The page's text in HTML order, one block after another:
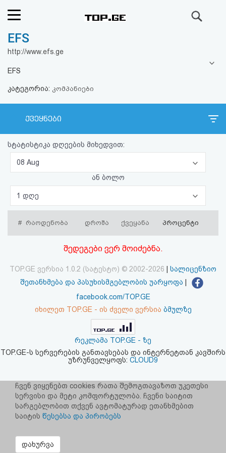
რეიტინგი
ფოსტა
კითხვა-
პასუხი
ავტორიზაცია
რეგისტრაცია
აღდგენა
კოდი
სალიცენზიო
პასუხისმგებლობის
უარყოფა
EFS
http://www.efs.ge
EFS
კატეგორია: კომპანიები
ქვეყნები
სტატისტიკა დღეების მიხედვით:
08 Aug
ან ბოლო
1 დღე
# რაოდენობა დროშა ქვეყანა პროცენტი
შედეგები ვერ მოიძებნა.
TOP.GE ვერსია 1.0.2 (სატესტო) © 2002-2026
სალიცენზიო
შეთანხმება და პასუხისმგებლობის უარყოფა
facebook.com/TOP.GE
იხილეთ TOP.GE - ის ძველი ვერსია ბმულზე
რეკლამა TOP.GE - ზე
TOP.GE-ს სერვერების განთავსებას და ინტერნეტთან კავშირს
უზრუნველყოფს: CLOUD9
ჩვენ ვიყენებთ cookies რათა შემოგთავაზოთ უკეთესი
სერვისი და მეტი კომფორტულობა. ჩვენი საიტით
სარგებლობით თქვენ ავტომატურად ეთანხმებით
საიტის წესებსა და პირობებს
დახურვა